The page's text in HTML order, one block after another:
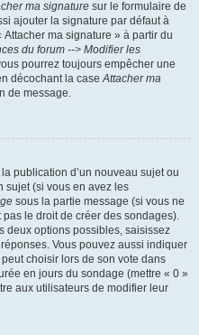
ma signature sur le formulaire de
ajouter la signature par défaut à
ma signature » à partir du
du forum --> Modifier les
pourrez toujours empêcher une
décochant la caseAttacher ma
de message.
publication d’un nouveau sujet ou
sujet (si vous en avez les
sous la partie message (si vous ne
pas le droit de créer des sondages).
deux options possibles, saisissez
Vous pouvez aussi indiquer
choisir lors de son vote dans
en jours du sondage (mettre « 0 »
aux utilisateurs de modifier leur